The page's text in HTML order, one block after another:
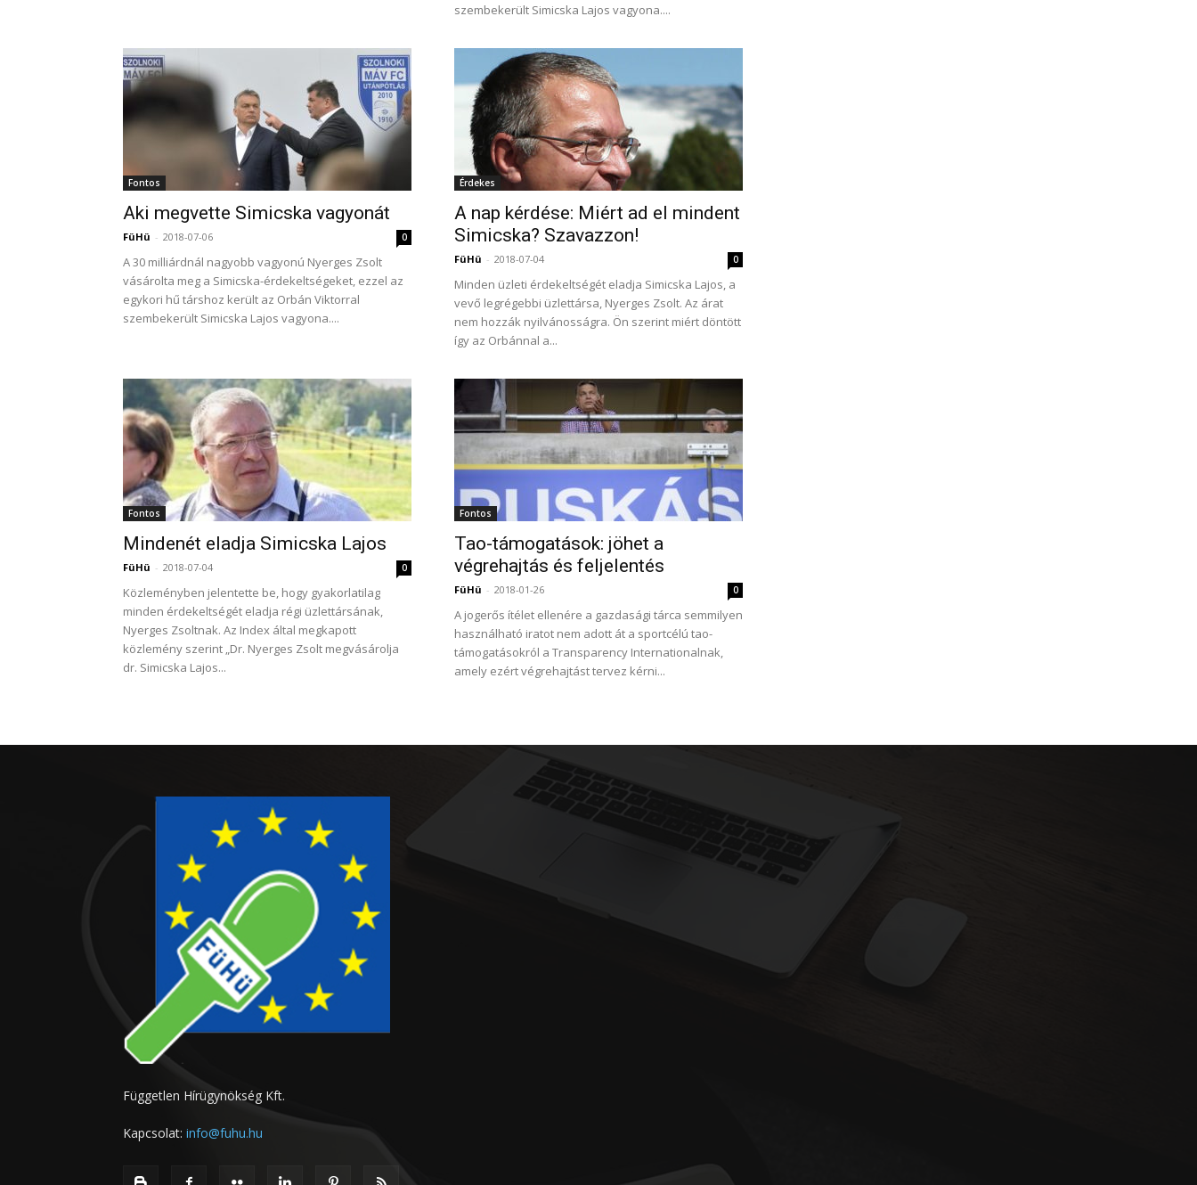
szembekerült Simicska Lajos vagyona....
Fontos
Aki megvette Simicska vagyonát
FüHü - 2018-07-06 0
A 30 milliárdnál nagyobb vagyonú Nyerges Zsolt
vásárolta meg a Simicska-érdekeltségeket, ezzel az
egykori hű társhoz került az Orbán Viktorral
szembekerült Simicska Lajos vagyona....
Érdekes
A nap kérdése: Miért ad el mindent
Simicska? Szavazzon!
FüHü - 2018-07-04 0
Minden üzleti érdekeltségét eladja Simicska Lajos, a
vevő legrégebbi üzlettársa, Nyerges Zsolt. Az árat
nem hozzák nyilvánosságra. Ön szerint miért döntött
így az Orbánnal a...
Fontos
Mindenét eladja Simicska Lajos
FüHü - 2018-07-04 0
Közleményben jelentette be, hogy gyakorlatilag
minden érdekeltségét eladja régi üzlettársának,
Nyerges Zsoltnak. Az Index által megkapott
közlemény szerint „Dr. Nyerges Zsolt megvásárolja
dr. Simicska Lajos...
Fontos
Tao-támogatások: jöhet a
végrehajtás és feljelentés
FüHü - 2018-01-26 0
A jogerős ítélet ellenére a gazdasági tárca semmilyen
használható iratot nem adott át a sportcélú tao-
támogatásokról a Transparency Internationalnak,
amely ezért végrehajtást tervez kérni...
Független Hírügynökség Kft.
Kapcsolat: info@fuhu.hu